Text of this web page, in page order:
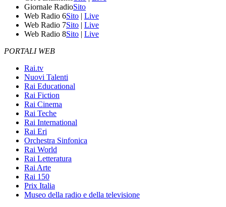
Giornale RadioSito
Web Radio 6Sito | Live
Web Radio 7Sito | Live
Web Radio 8Sito | Live
PORTALI WEB
Rai.tv
Nuovi Talenti
Rai Educational
Rai Fiction
Rai Cinema
Rai Teche
Rai International
Rai Eri
Orchestra Sinfonica
Rai World
Rai Letteratura
Rai Arte
Rai 150
Prix Italia
Museo della radio e della televisione